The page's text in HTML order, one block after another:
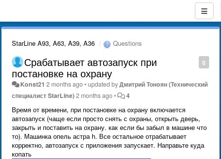
StarLine A93, A63, A39, A36 Questions
0
Срабатывает автозапуск при
постановке на охрану
Konst21 2 months ago•updated byДмитрий Тонoян (Технический
специалист StarLine)2 months ago• 4
Время от времени, при постановке на охрану включается
автозапуск (чаще если просто снять с охраны, открыть дверь,
закрыть и поставить на охрану. как если бы забыл в машине что
то). Машинка опель астра h. Все остальное отрабатывает
корректно, автозапуск с приложения запускает. Направьте куда
копать